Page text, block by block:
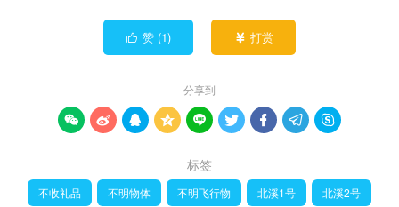
 赞 (1)  打赏
分享到
        
标签
不收礼品 不明物体 不明飞行物 北溪1号 北溪2号